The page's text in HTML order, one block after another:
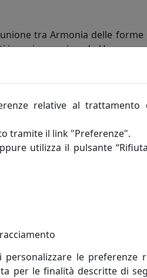
tra Armonia delle
serie, acquisendo Una
giusta soluzione in fatto di
in fatto di forme,
insegnamenti acquisiti
relative al trattamento
tramite il link "Preferenze".
utilizza il pulsante
le preferenze
per le finalità descritte di